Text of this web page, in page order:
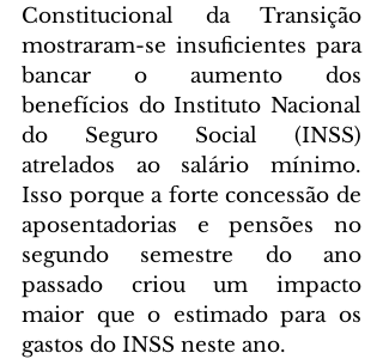
Constitucional da Transição
mostraram-se insuficientes para
bancar o aumento dos
benefícios do Instituto Nacional
do Seguro Social (INSS)
atrelados ao salário mínimo.
Isso porque a forte concessão de
aposentadorias e pensões no
segundo semestre do ano
passado criou um impacto
maior que o estimado para os
gastos do INSS neste ano.